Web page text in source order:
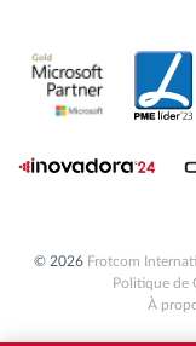
© 2026 Frotcom
Politique de
À